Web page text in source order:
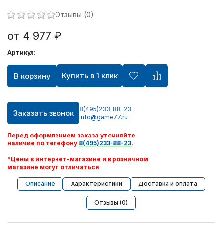
Отзывы (0)
от 4 977 ₽
Артикул:
В корзину Купить в 1 клик
Заказать звонок
8(495)233-88-23
info@game77.ru
Перед оформлением заказа уточняйте
наличие по телефону 8(495)233-88-23.
*Цены в интернет-магазине и в розничном
магазине могут отличаться
Описание Характеристики Доставка и оплата
Отзывы (0)